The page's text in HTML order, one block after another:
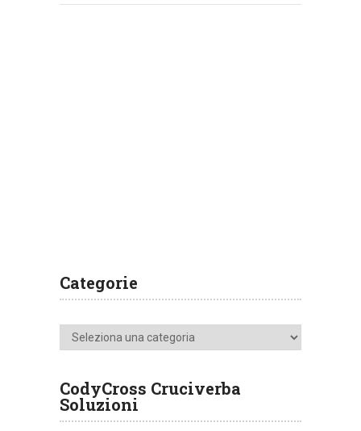
Categorie
Categorie
CodyCross Cruciverba
Soluzioni